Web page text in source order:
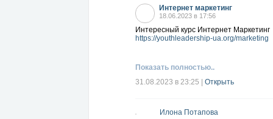
Интернет маркетинг
18.06.2023 в 17:56
Интересный курс Интернет Маркетинг
https://youthleadership-ua.org/marketing
Показать полностью..
31.08.2023 в 23:25
Открыть
Илона Потапова